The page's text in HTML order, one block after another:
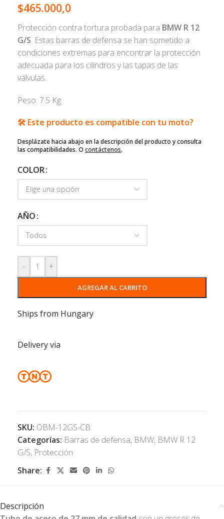
$465.000,0
Protección contra tortura probada para BMW R 12
G/S. Estas barras de defensa se han sometido a
condiciones extremas para encontrar la protección
adecuada para los cilindros y las tapas de las
válvulas.
Peso: 7.5 Kg
🛠️ Este producto es compatible con tu moto?
Desplázate hacia abajo en la descripción del producto y consulta
las compatibilidades. O contáctenos.
COLOR
AÑO
- +
AGREGAR AL CARRITO
Ships from Hungary
Delivery via
SKU: OBM-12GS-CB
Categorías: Barras de defensa, BMW, BMW R 12
G/S, Protección
Share:
Descripción